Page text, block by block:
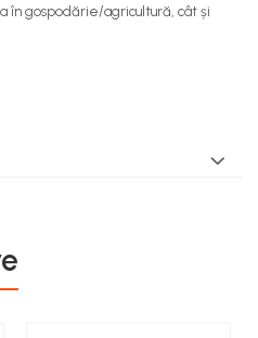
în gospodărie/agricultură, cât și